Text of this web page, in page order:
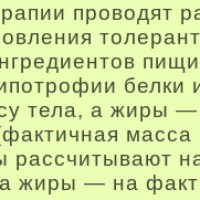
проводят
белки
тела, а жиры —
масса
рассчитывают
жиры — на